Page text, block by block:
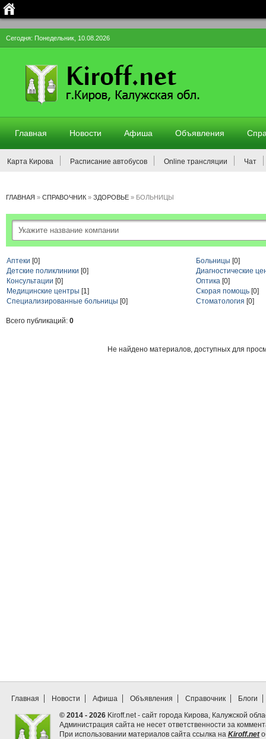
Сегодня: Понедельник, 10.08.2026
Главная Новости Афиша Объявления
Карта Кирова Расписание автобусов Online трансляции Чат
ГЛАВНАЯ » СПРАВОЧНИК » ЗДОРОВЬЕ » БОЛЬНИЦЫ
Аптеки [0] Больницы [0]
Детские поликлиники [0]
Диагностические
Консультации [0] Оптика [0]
Медицинские центры [1] Скорая помощь [0]
Специализированные больницы [0] Стоматология [0]
Всего публикаций: 0
Не найдено материалов, доступных для
Главная Новости Афиша Объявления Справочник
Блоги
© 2014 - 2026 Kiroff.net - сайт города Кирова, Калужской
Администрация сайта не несет ответственности за
При использовании материалов сайта ссылка на Kiroff.net